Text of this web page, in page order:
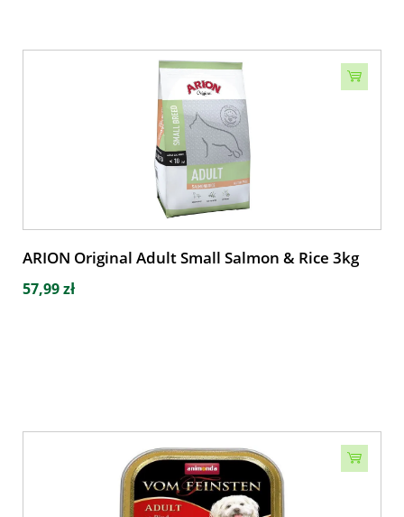
ARION Original Adult Small Salmon & Rice 3kg
57,99 zł